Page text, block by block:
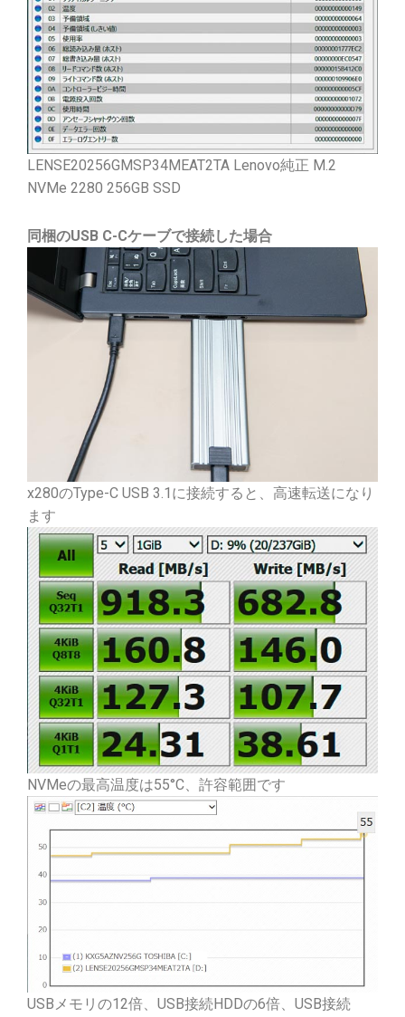
LENSE20256GMSP34MEAT2TA Lenovo純正 M.2
NVMe 2280 256GB SSD
同梱のUSB C-Cケーブで接続した場合
x280のType-C USB 3.1に接続すると、高速転送になり
ます
NVMeの最高温度は55°C、許容範囲です
USBメモリの12倍、USB接続HDDの6倍、USB接続